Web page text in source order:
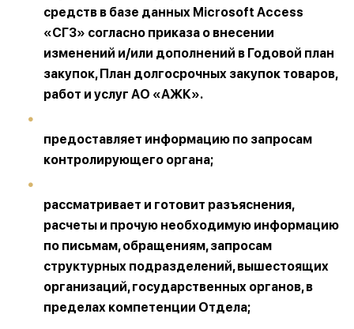
средств в базе данных Microsoft Access
«СГЗ» согласно приказа о внесении
изменений и/или дополнений в Годовой план
закупок, План долгосрочных закупок товаров,
работ и услуг АО «АЖК».
предоставляет информацию по запросам
контролирующего органа;
рассматривает и готовит разъяснения,
расчеты и прочую необходимую информацию
по письмам, обращениям, запросам
структурных подразделений, вышестоящих
организаций, государственных органов, в
пределах компетенции Отдела;